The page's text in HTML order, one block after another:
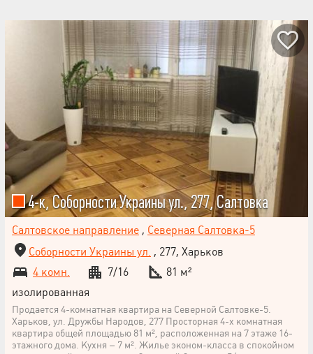
4-к, Соборности Украины ул., 277, Салтовка
Салтовское направление , Северная Салтовка-5
Соборности Украины ул. , 277, Харьков
4 комн.
7/16
81 м²
изолированная
Продается 4-комнатная квартира на Северной Салтовке-5.
Харьков, ул. Дружбы Народов, 277 Просторная 4-х комнатная
квартира общей площадью 81 м², расположенная на 7 этаже 16-
этажного дома. Кухня – 7 м². Жилье эконом-класса в спокойном